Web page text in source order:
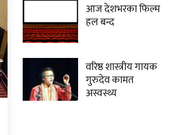
आज देशभरका फिल्म
हल बन्द
वरिष्ठ शास्त्रीय गायक
गुरुदेव कामत
अस्वस्थ्य